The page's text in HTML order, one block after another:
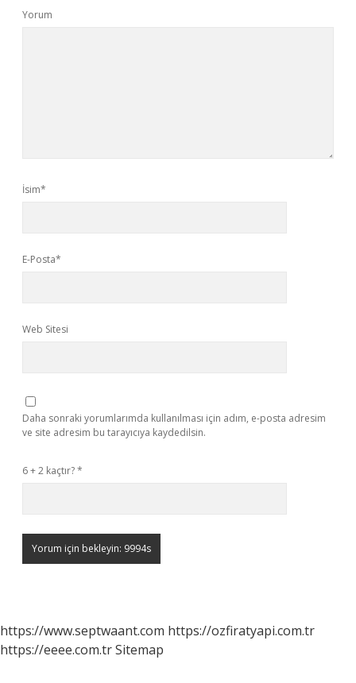
Yorum
İsim*
E-Posta*
Web Sitesi
Daha sonraki yorumlarımda kullanılması için adım, e-posta adresim
ve site adresim bu tarayıcıya kaydedilsin.
6 + 2 kaçtır?*
https://www.septwaant.com https://ozfiratyapi.com.tr
https://eeee.com.trSitemap